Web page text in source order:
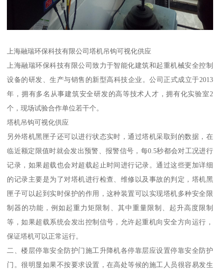
上海融瑞环保科技有限公司塔机吊钩可视化供应
上海融瑞环保科技有限公司致力于智能化建筑和起重机械安全控制
设备的研发、生产与销售的新型高科技企业。公司正式成立于2013
年，拥有多名从事建筑安全研发的高等技术人才，拥有化实验室2
个，现场试验合作单位若干个。
塔机吊钩可视化供应
另外塔机黑匣子还可以进行状态实时，通过塔机采取到的数据，在
临近额定限值时就会发出预警、报警信号，每0.5秒都会对工况进行
记录，如果超载也会对超载起止时间进行记录。通过这些更加详细
的记录主要是为了对塔机进行检查、维修以及事故的判定，塔机黑
匣子可以起到实时保护的作用，这种装置可以实现塔机多种安全限
制器的功能，例如起重力矩限制、其中重量限制、起升高度限制
等，如果超载系统会发出控制信号，允许起重机向安全方向运行，
保证塔机可以正常运行。
二、楼层停靠安全防护门施工升降机各停靠层应设置停靠安全防护
门。很明显如果不按要求设置，在高处等候的施工人员很容易发生